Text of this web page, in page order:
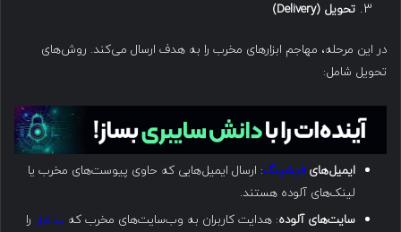
تحویل (Delivery)
در این مرحله، مهاجم ابزارهای مخرب را به هدف ارسال می‌کند. روش‌های
تحویل شامل:
ایمیل‌هایفیشینگ: ارسال ایمیل‌هایی که حاوی پیوست‌های مخرب یا
لینک‌های آلوده هستند.
سایت‌های آلوده: هدایت کاربران به وب‌سایت‌های مخرب که بدافزار را